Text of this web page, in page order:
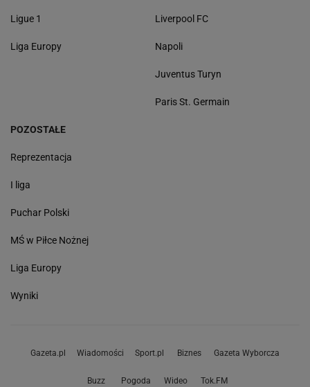
Ligue 1
Liga Europy
Liverpool FC
Napoli
Juventus Turyn
Paris St. Germain
POZOSTAŁE
Reprezentacja
I liga
Puchar Polski
MŚ w Piłce Nożnej
Liga Europy
Wyniki
Gazeta.pl Wiadomości Sport.pl Biznes Gazeta Wyborcza
Buzz Pogoda Wideo Tok.FM